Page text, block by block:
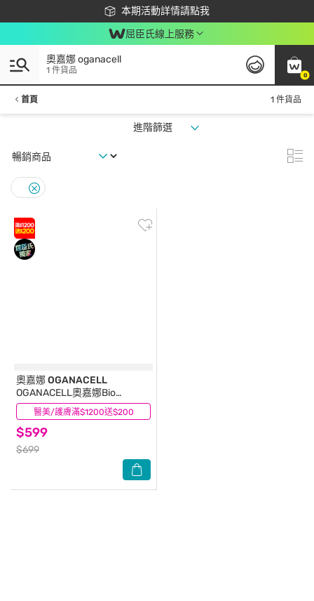
本期活動詳情請點我
下載app最高回饋$350
屈臣氏線上服務
0
奧嘉娜 oganacell
1 件貨品
首頁 1 件貨品
進階篩選
醫美/護膚滿$1200送$200
奧嘉娜 OGANACELL
OGANACELL奧嘉娜Bio
Actiome防曬霜 SPF50+
PA++++ 50ML
$599
$699
(0)